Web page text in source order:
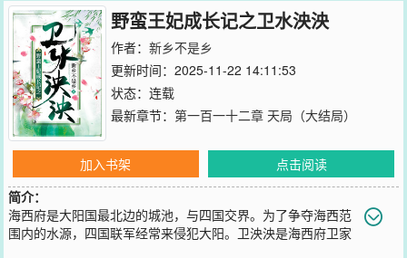
野蛮王妃成长记之卫水泱泱
作者： 新乡不是乡
更新时间：2025-11-22 14:11:53
状态：连载
最新章节： 第一百一十二章 天局（大结局）
加入书架
点击阅读
简介：
海西府是大阳国最北边的城池，与四国交界。为了争夺海西范
围内的水源，四国联军经常来侵犯大阳。卫泱泱是海西府卫家